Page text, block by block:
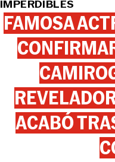
IMPERDIBLES
FAMOSA
ACABÓ